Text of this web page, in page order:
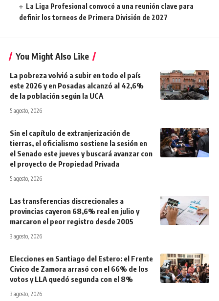
La Liga Profesional convocó a una reunión clave para
definir los torneos de Primera División de 2027
You Might Also Like
La pobreza volvió a subir en todo el país
este 2026 y en Posadas alcanzó al 42,6%
de la población según la UCA
5 agosto, 2026
Sin el capítulo de extranjerización de
tierras, el oficialismo sostiene la sesión en
el Senado este jueves y buscará avanzar con
el proyecto de Propiedad Privada
5 agosto, 2026
Las transferencias discrecionales a
provincias cayeron 68,6% real en julio y
marcaron el peor registro desde 2005
3 agosto, 2026
Elecciones en Santiago del Estero: el Frente
Cívico de Zamora arrasó con el 66% de los
votos y LLA quedó segunda con el 8%
3 agosto, 2026